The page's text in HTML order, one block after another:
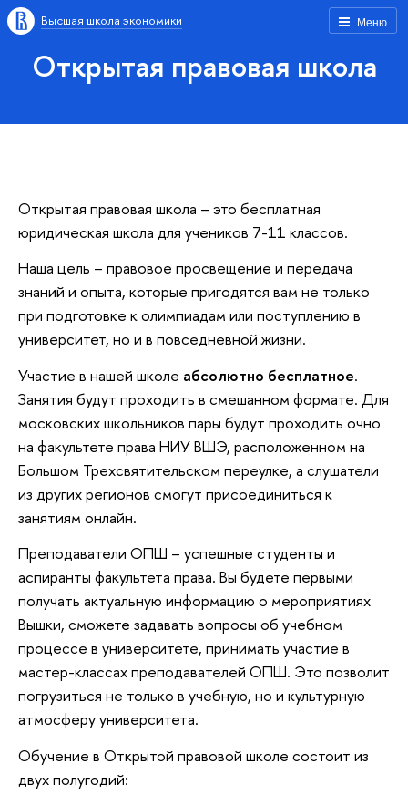
Меню
Высшая школа экономики
Открытая правовая школа
Открытая правовая школа – это бесплатная
юридическая школа для учеников 7-11 классов.
Наша цель – правовое просвещение и передача
знаний и опыта, которые пригодятся вам не только
при подготовке к олимпиадам или поступлению в
университет, но и в повседневной жизни.
Участие в нашей школе абсолютно бесплатное.
Занятия будут проходить в смешанном формате. Для
московских школьников пары будут проходить очно
на факультете права НИУ ВШЭ, расположенном на
Большом Трехсвятительском переулке, а слушатели
из других регионов смогут присоединиться к
занятиям онлайн.
Преподаватели ОПШ – успешные студенты и
аспиранты факультета права. Вы будете первыми
получать актуальную информацию о мероприятиях
Вышки, сможете задавать вопросы об учебном
процессе в университете, принимать участие в
мастер-классах преподавателей ОПШ. Это позволит
погрузиться не только в учебную, но и культурную
атмосферу университета.
Обучение в Открытой правовой школе состоит из
двух полугодий: